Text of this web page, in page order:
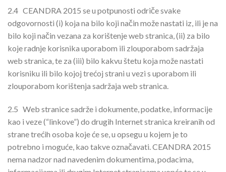
2.4 CEANDRA 2015 se u potpunosti odriče svake
odgovornosti (i) koja na bilo koji način može nastati iz, ili je na
bilo koji način vezana za korištenje web stranica, (ii) za bilo
koje radnje korisnika uporabom ili zlouporabom sadržaja
web stranica, te za (iii) bilo kakvu štetu koja može nastati
korisniku ili bilo kojoj trećoj strani u vezi s uporabom ili
zlouporabom korištenja sadržaja web stranica.
2.5 Web stranice sadrže i dokumente, podatke, informacije
kao i veze (“linkove”) do drugih Internet stranica kreiranih od
strane trećih osoba koje će se, u opsegu u kojem je to
potrebno i moguće, kao takve označavati. CEANDRA 2015
nema nadzor nad navedenim dokumentima, podacima,